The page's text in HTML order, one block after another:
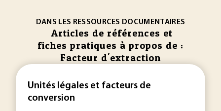
DANS LES RESSOURCES DOCUMENTAIRES
Articles de références et
fiches pratiques à propos de :
Facteur d'extraction
Unités légales et facteurs de
conversion